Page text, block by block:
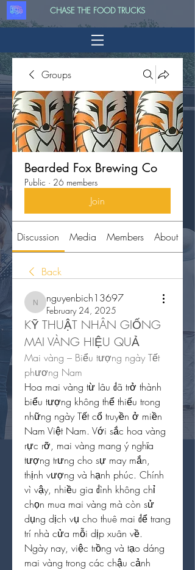
CHASE THE FOOD TRUCKS
Groups
Bearded Fox Brewing Co
Public · 26 members
Join
Discussion Media Members About
Back
nguyenbich13697
nguyenbich13697
February 24, 2025
KỸ THUẬT NHÂN GIỐNG
MAI VÀNG HIỆU QUẢ
Mai vàng – Biểu tượng ngày Tết
phương Nam
Hoa mai vàng từ lâu đã trở thành
biểu tượng không thể thiếu trong
những ngày Tết cổ truyền ở miền
Nam Việt Nam. Với sắc hoa vàng
rực rỡ, mai vàng mang ý nghĩa
tượng trưng cho sự may mắn,
thịnh vượng và hạnh phúc. Chính
vì vậy, nhiều gia đình không chỉ
chọn mua mai vàng mà còn sử
dụng dịch vụ cho thuê mai để trang
trí nhà cửa mỗi dịp xuân về.
Ngày nay, việc trồng và tạo dáng
mai vàng trong các chậu cảnh